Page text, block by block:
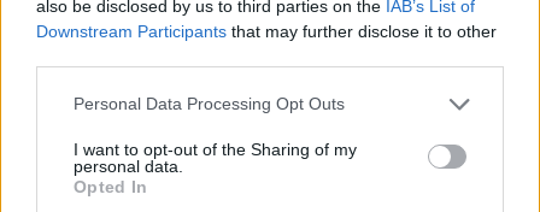
also be disclosed by us to third parties on the IAB’s List of
Downstream Participants that may further disclose it to other
Personal Data Processing Opt Outs
I want to opt-out of the Sharing of my
personal data.
Opted In
128 nuevos aparcabicis en la capital y a la creación de
aparcabicis seguros dentro de los aparcamientos
Por último, Sagulpa está trabajando en la implantación
convertirse éste en una forma de transporte cada vez
más popular entre la ciudadanía. Además, la patineta
garantiza una cómoda conexión entre ciudad alta y